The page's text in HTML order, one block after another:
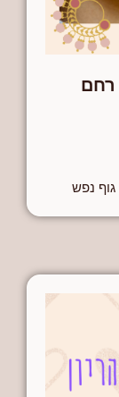
רחם
גוף נפש